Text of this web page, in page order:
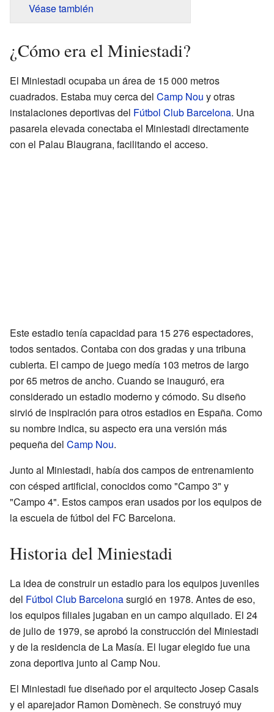
Véase también
¿Cómo era el Miniestadi?
El Miniestadi ocupaba un área de 15 000 metros
cuadrados. Estaba muy cerca del Camp Nou y otras
instalaciones deportivas del Fútbol Club Barcelona. Una
pasarela elevada conectaba el Miniestadi directamente
con el Palau Blaugrana, facilitando el acceso.
Este estadio tenía capacidad para 15 276 espectadores,
todos sentados. Contaba con dos gradas y una tribuna
cubierta. El campo de juego medía 103 metros de largo
por 65 metros de ancho. Cuando se inauguró, era
considerado un estadio moderno y cómodo. Su diseño
sirvió de inspiración para otros estadios en España. Como
su nombre indica, su aspecto era una versión más
pequeña del Camp Nou.
Junto al Miniestadi, había dos campos de entrenamiento
con césped artificial, conocidos como "Campo 3" y
"Campo 4". Estos campos eran usados por los equipos de
la escuela de fútbol del FC Barcelona.
Historia del Miniestadi
La idea de construir un estadio para los equipos juveniles
del Fútbol Club Barcelonasurgió en 1978. Antes de eso,
los equipos filiales jugaban en un campo alquilado. El 24
de julio de 1979, se aprobó la construcción del Miniestadi
y de la residencia de La Masía. El lugar elegido fue una
zona deportiva junto al Camp Nou.
El Miniestadi fue diseñado por el arquitecto Josep Casals
y el aparejador Ramon Domènech. Se construyó muy